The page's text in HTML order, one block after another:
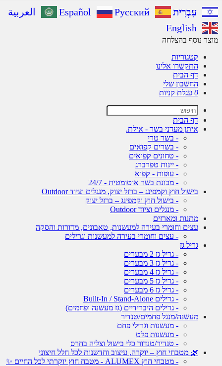
עִבְרִית Español Русский
العربية
English
נוסף בהצלחה
קטגוריות
התקשרו אלינו
דף הבית
החשבון שלי
עגלת קניות
דף הבית
איתן מעדני בשר - אילת.
- בשר טרי
- בשרים קפואים
- טחונים קפואים
- יינות טפרברג
- עופות - קפוא
- מכונת בשר אוטומטית - 24/7
בישול חוץ וקמפינג – ברזל יצוק, מנגלים וציוד Outdoor
- בישול חוץ וקמפינג – ברזל יצוק
- מנגלים וציוד Outdoor
מתנות ומארזים
עצים וחומרי בעירה למעשנות, טאבונים, מדורות והסקה
- עצים וחומרי בעירה למעשנות וגרילים
גריל גז
- גריל גז 2 מבערים
- גריל גז 3 מבערים
- גריל גז 4 מבערים
- גריל גז 5 מבערים
- גריל גז 6 מבערים
- גרילים Built-In / Stand-Alone
- גרילים היברידיים (גז מעשנה ופחמים)
מעשנה/מנגל פחמים/טנדיר
- מעשנות וגרילי פחם
- מעשנות פלט
- טנדיר/טנדור כלי בישול וצליה בחרס
🌿 מטבחי חוץ – יוקרה, עיצוב וחדשנות לכל חלל חיצוני
- מטבחי חוץ ALUMEX - מטבח חוץ יוקרתי לכל החיים ✨